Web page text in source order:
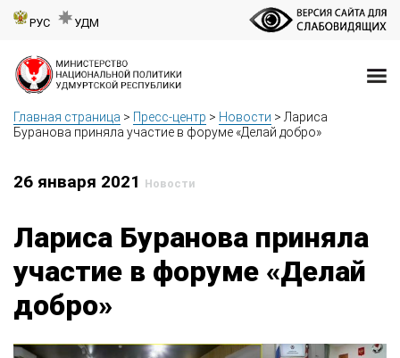
РУС УДМ
Главная страница > Пресс-центр > Новости >Лариса
Буранова приняла участие в форуме «Делай добро»
26 января 2021 Новости
Лариса Буранова приняла
участие в форуме «Делай
добро»